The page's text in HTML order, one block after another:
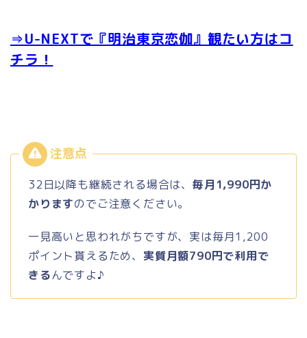
⇒U-NEXTで『明治東京恋伽』観たい方はコ
チラ！
32日以降も継続される場合は、毎月1,990円か
かりますのでご注意ください。
一見高いと思われがちですが、実は毎月1,200
ポイント貰えるため、 実質月額790円で利用で
きるんですよ♪